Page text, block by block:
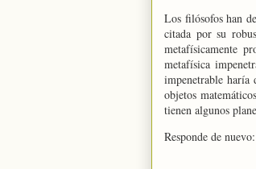
Los filósofos han
citada por su
metafísicamente
metafísica
impenetrable haría
objetos
tienen algunos
Responde de